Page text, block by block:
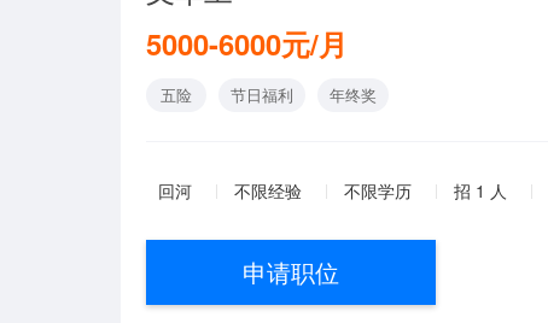
5000-6000元/月
五险 节日福利 年终奖
回河 不限经验 不限学历 招 1 人
申请职位